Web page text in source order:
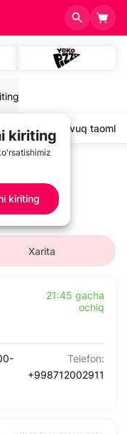
Tovuq taomlari
Xarita
21:45 gacha
ochiq
-
Telefon:
+998712002911
kiriting
kiriting